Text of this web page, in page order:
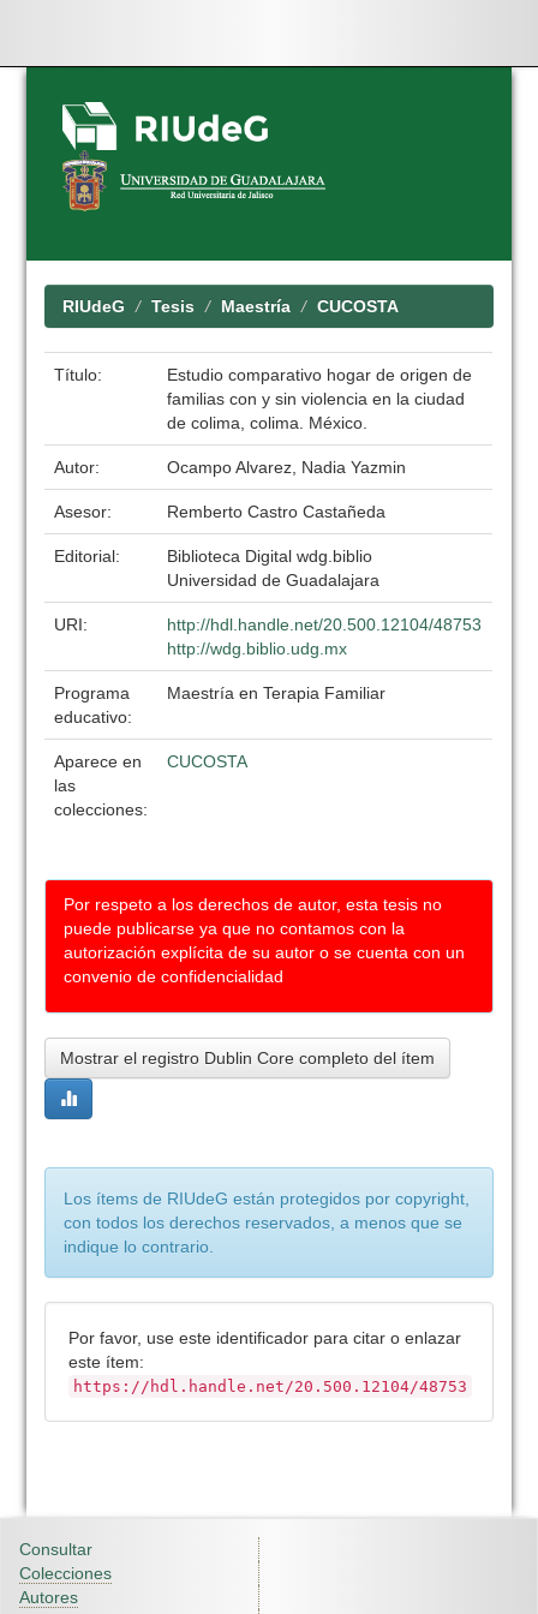
Skip
navigation
RIUdeG Tesis Maestría CUCOSTA
Título:
Estudio comparativo hogar de origen de
familias con y sin violencia en la ciudad
de colima, colima. México.
Autor: Ocampo Alvarez, Nadia Yazmin
Asesor: Remberto Castro Castañeda
Editorial:
Biblioteca Digital wdg.biblio
Universidad de Guadalajara
URI:
http://hdl.handle.net/20.500.12104/48753
http://wdg.biblio.udg.mx
Programa
educativo:
Maestría en Terapia Familiar
Aparece en
las
colecciones:
CUCOSTA
Por respeto a los derechos de autor, esta tesis no
puede publicarse ya que no contamos con la
autorización explícita de su autor o se cuenta con un
convenio de confidencialidad
Mostrar el registro Dublin Core completo del ítem
Los ítems de RIUdeG están protegidos por copyright,
con todos los derechos reservados, a menos que se
indique lo contrario.
Por favor, use este identificador para citar o enlazar
este ítem:
https://hdl.handle.net/20.500.12104/48753
Consultar
Colecciones
Autores